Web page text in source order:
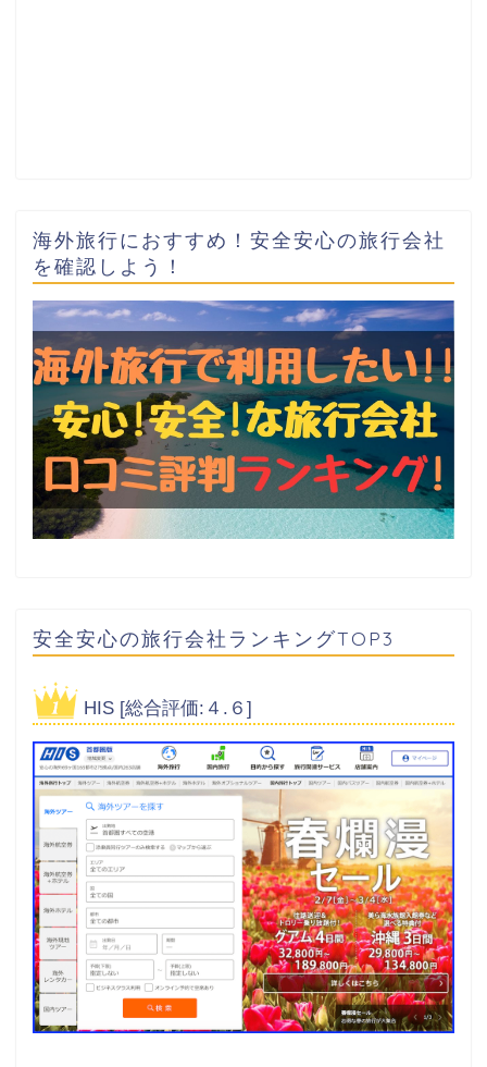
海外旅行におすすめ！安全安心の旅行会社
を確認しよう！
安全安心の旅行会社ランキングTOP3
HIS [総合評価:４.６]